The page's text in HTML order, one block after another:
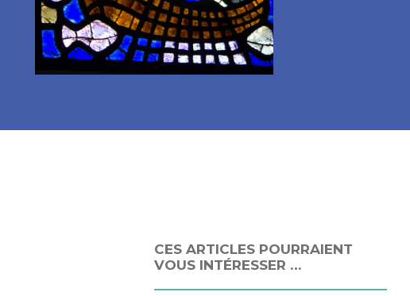
CES ARTICLES POURRAIENT
VOUS INTÉRESSER …